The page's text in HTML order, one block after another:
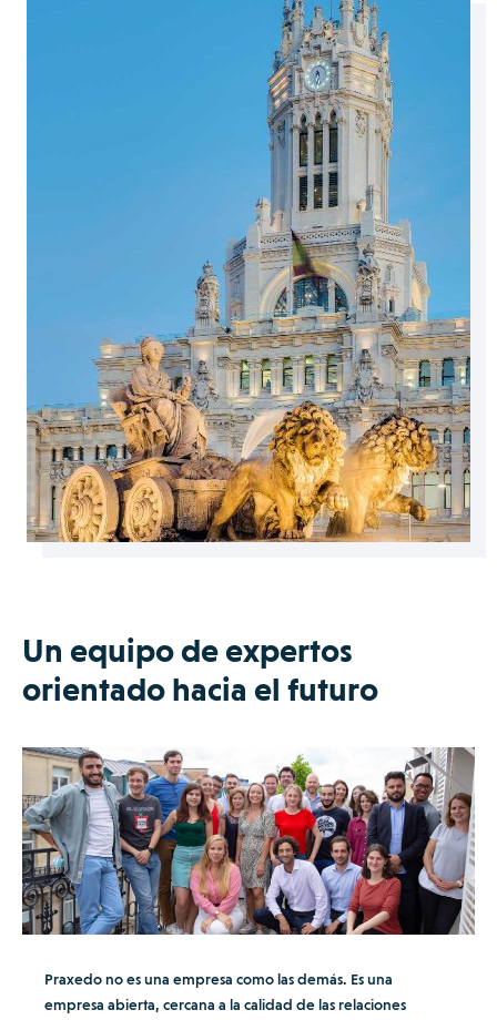
Un equipo de expertos
orientado hacia el futuro
Praxedo no es una empresa como las demás. Es una
empresa abierta, cercana a la calidad de las relaciones